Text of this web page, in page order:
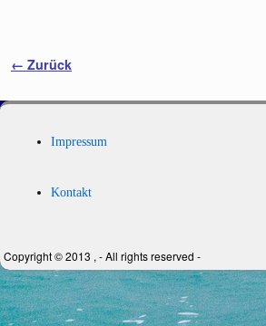
Bilder-Navigation
← Zurück
Impressum
Kontakt
Copyright © 2013 , - All rights reserved -